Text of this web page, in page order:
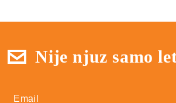
Nije njuz samo